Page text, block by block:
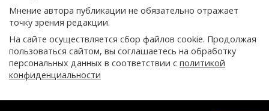
Мнение автора публикации не обязательно отражает
точку зрения редакции.
На сайте осуществляется сбор файлов cookie. Продолжая
пользоваться сайтом, вы соглашаетесь на обработку
персональных данных в соответствии с политикой
конфиденциальности